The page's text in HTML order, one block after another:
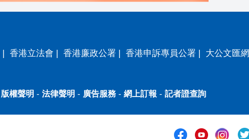
香港立法會 香港廉政公署 香港申訴專員公署 大公文匯網
版權聲明 - 法律聲明 - 廣告服務- 網上訂報 - 記者證查詢